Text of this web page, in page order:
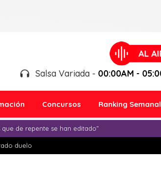
Salsa Variada - 00:00AM -
Concursos Ranking Semanal
de repente se han editado”
duelo